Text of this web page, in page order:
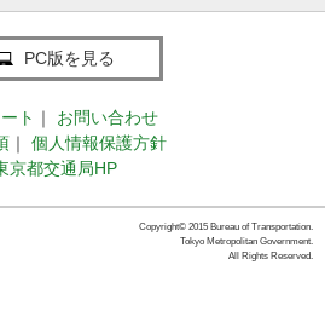
PC版を見る
ト ｜
お問い合わせ
｜
個人情報保護方針
京都交通局HP
Copyright© 2015 Bureau of Transportation.
Tokyo Metropolitan Government.
All Rights Reserved.